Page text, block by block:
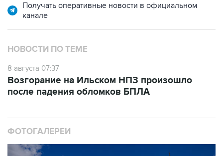
Получать оперативные новости в официальном
канале
НОВОСТИ ПО ТЕМЕ
8 августа 07:37
Возгорание на Ильском НПЗ произошло
после падения обломков БПЛА
ФОТОГАЛЕРЕИ